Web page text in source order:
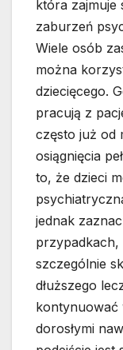
która zajmuje
zaburzeń
Wiele osób
można
dziecięcego.
pracują z
często już od
osiągnięcia
to, że dzieci
jednak
szczególnie
dłuższego
kontynuować
dorosłymi